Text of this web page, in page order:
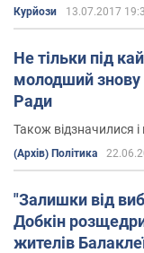
Курйози 13.07.2017
Не тільки під
молодший знову
Ради
Також відзначилися і
(Архів) Політика
"Залишки від
Добкін
жителів